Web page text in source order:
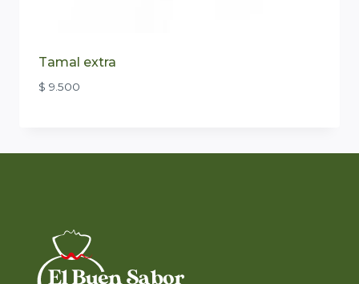
Tamal extra
$ 9.500